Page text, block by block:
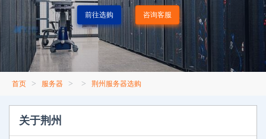
前往选购 咨询客服
首页 > 服务器 > > 荆州服务器选购
关于荆州